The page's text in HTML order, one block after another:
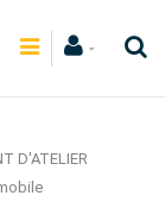
D'ATELIER